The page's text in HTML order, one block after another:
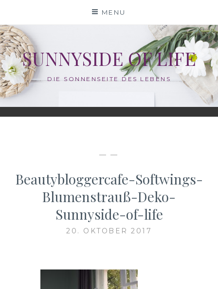
content
MENU
SUNNYSIDE OF LIFE
DIE SONNENSEITE DES LEBENS
— —
Beautybloggercafe-Softwings-
Blumenstrauß-Deko-
Sunnyside-of-life
20. OKTOBER 2017